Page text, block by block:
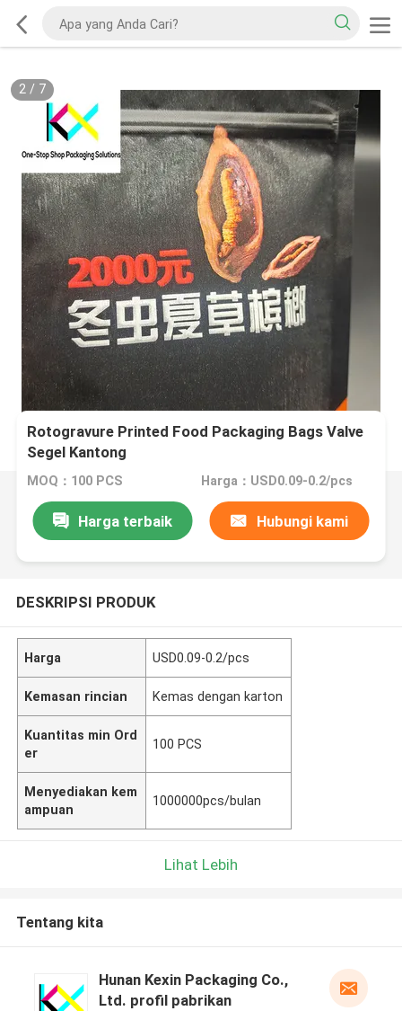
2/ 7
Rotogravure Printed Food Packaging Bags Valve
Segel Kantong
MOQ：100 PCS Harga：USD0.09-0.2/pcs
Harga terbaik Hubungi kami
DESKRIPSI PRODUK
Harga USD0.09-0.2/pcs
Kemasan rincian Kemas dengan karton
Kuantitas min Ord
er
100 PCS
Menyediakan kem
ampuan
1000000pcs/bulan
Lihat Lebih
Tentang kita
Hunan Kexin Packaging Co.,
Ltd. profil pabrikan